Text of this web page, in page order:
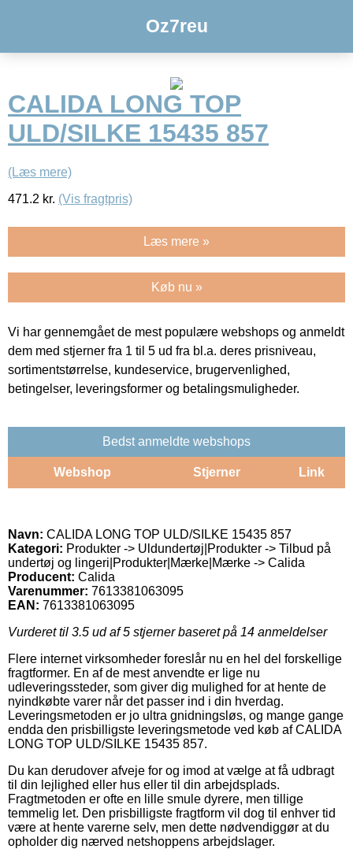
Oz7reu
CALIDA LONG TOP
ULD/SILKE 15435 857
(Læs mere)
471.2 kr. (Vis fragtpris)
Læs mere »
Køb nu »
Vi har gennemgået de mest populære webshops og anmeldt
dem med stjerner fra 1 til 5 ud fra bl.a. deres prisniveau,
sortimentstørrelse, kundeservice, brugervenlighed,
betingelser, leveringsformer og betalingsmuligheder.
Bedst anmeldte webshops
Webshop Stjerner Link
Navn: CALIDA LONG TOP ULD/SILKE 15435 857
Kategori: Produkter -> Uldundertøj|Produkter -> Tilbud på
undertøj og lingeri|Produkter|Mærke|Mærke -> Calida
Producent: Calida
Varenummer: 7613381063095
EAN: 7613381063095
Vurderet til 3.5 ud af 5 stjerner baseret på 14 anmeldelser
Flere internet virksomheder foreslår nu en hel del forskellige
fragtformer. En af de mest anvendte er lige nu
udleveringssteder, som giver dig mulighed for at hente de
nyindkøbte varer når det passer ind i din hverdag.
Leveringsmetoden er jo ultra gnidningsløs, og mange gange
endda den prisbilligste leveringsmetode ved køb af CALIDA
LONG TOP ULD/SILKE 15435 857.
Du kan derudover afveje for og imod at vælge at få udbragt
til din lejlighed eller hus eller til din arbejdsplads.
Fragtmetoden er ofte en lille smule dyrere, men tillige
temmelig let. Den prisbilligste fragtform vil dog til enhver tid
være at hente varerne selv, men dette nødvendiggør at du
opholder dig nærved netshoppens arbejdslager.